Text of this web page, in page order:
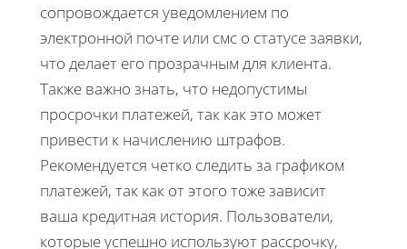
сопровождается уведомлением по
электронной почте или смс о статусе заявки,
что делает его прозрачным для клиента.
Также важно знать, что недопустимы
просрочки платежей, так как это может
привести к начислению штрафов.
Рекомендуется четко следить за графиком
платежей, так как от этого тоже зависит
ваша кредитная история. Пользователи,
которые успешно используют рассрочку,